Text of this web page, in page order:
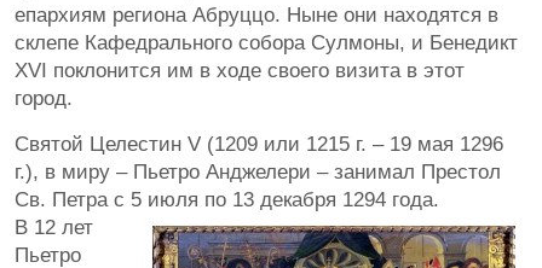
епархиям региона Абруццо. Ныне они находятся в
склепе Кафедрального собора Сулмоны, и Бенедикт
XVI поклонится им в ходе своего визита в этот
город.
Святой Целестин V (1209 или 1215 г. – 19 мая 1296
г.), в миру – Пьетро Анджелери – занимал Престол
Св. Петра с 5 июля по 13 декабря 1294 года.
В 12 лет
Пьетро